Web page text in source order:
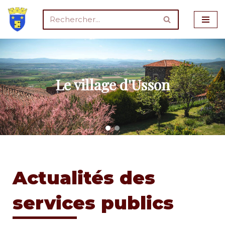
Aller
au
contenu
Le village d'Usson
Actualités des
services publics